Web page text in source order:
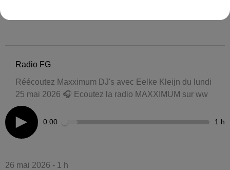
Radio FG
Réécoutez Maxximum DJ's avec Eelke Kleijn du lundi
25 mai 2026 🎧 Ecoutez la radio MAXXIMUM sur ww
0:00 1 h
26 mai 2026 - 1 h